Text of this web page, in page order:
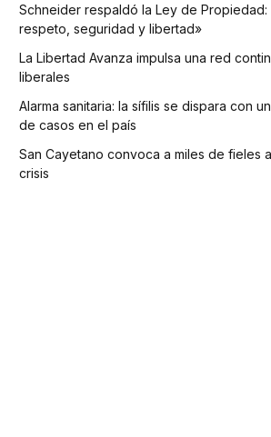
Schneider respaldó la Ley de Propiedad:
respeto, seguridad y libertad»
La Libertad Avanza impulsa una red
liberales
Alarma sanitaria: la sífilis se dispara con
de casos en el país
San Cayetano convoca a miles de fieles
crisis